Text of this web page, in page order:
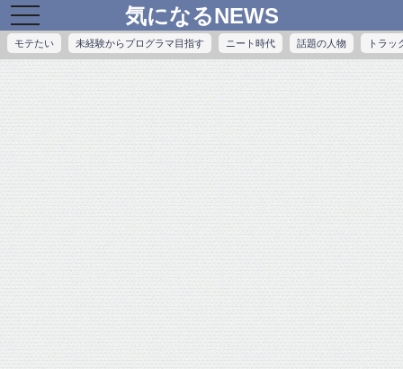
toggle
navigation
気になるNEWS
モテたい 未経験からプログラマ目指す ニート時代 話題の人物 トラッ